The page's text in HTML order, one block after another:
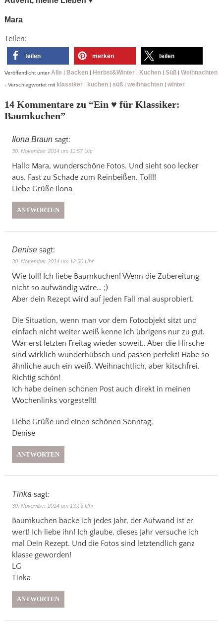
Mara
Teilen:
teilen merken teilen
Veröffentlicht unter Alle Backen| Herbst&Winter| Kuchen| Süß| Weihnachten
• Verschlagwortet mit klassiker| kuchen| süß| weihnachten| winter
14 Kommentare zu “Ein ♥ für Klassiker:
Baumkuchen”
Ilona Braun sagt:
30. November 2014 um 11:57 Uhr
Hallo Mara, wunderschöne Fotos. Und sieht soo lecker
aus. Fast zu Schade zum Reinbeißen. Toll!!
Liebe Grüße Ilona
ANTWORTEN
Denise sagt:
30. November 2014 um 12:50 Uhr
Wie toll! Ich liebe Baumkuchen! Wenn die Zubereitung
nicht so aufwändig wäre… ;)
Aber dein Rezept wird auf jeden Fall mal ausprobiert.
Die Situation, wenn man vor dem Fotoobjekt sitzt und
einfach nicht weiter weiß kenne ich übrigens nur zu gut.
War erst letzten Freitag wieder soweit.. Aber die Hirsche
sind wirklich wunderhübsch und passen perfekt! Habe so
ähnliche auch ein weiß. Weihnachtlich, aber kitschfrei.
Richtig schön!
Ich habe deinen schönen Post auch direkt in meinen
Wochenlinks vorgestellt!
Liebe Grüße und einen schönen Sonntag,
Denise
ANTWORTEN
Tinka sagt:
30. November 2014 um 13:03 Uhr
Baumkuchen backe ich jedes Jahr, der Aufwand ist er
wert! Ich liebe ihn! Ich glaube, dieses Jahr versuche ich
mal Dein Rezept. Und die Fotos sind letztendlich ganz
klasse geworden!
LG
Tinka
ANTWORTEN